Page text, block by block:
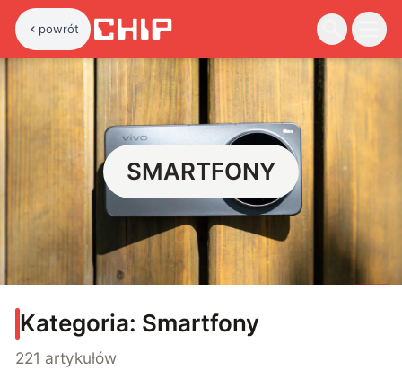
powrót
SMARTFONY
Kategoria: Smartfony
221 artykułów